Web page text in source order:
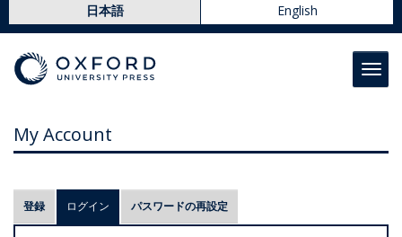
日本語 English
My Account
プ
ラ
登録 ログイン (アクティブなタブ)
パスワードの再設定